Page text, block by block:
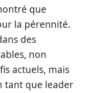
que
la pérennité.
des
non
actuels, mais
tant que leader